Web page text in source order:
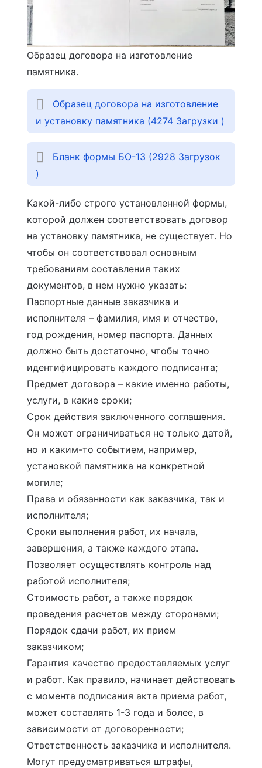
Образец договора на изготовление
памятника.
Образец договора на изготовление
и установку памятника (4274 Загрузки )
Бланк формы БО-13 (2928 Загрузок
)
Какой-либо строго установленной формы,
которой должен соответствовать договор
на установку памятника, не существует. Но
чтобы он соответствовал основным
требованиям составления таких
документов, в нем нужно указать:
Паспортные данные заказчика и
исполнителя – фамилия, имя и отчество,
год рождения, номер паспорта. Данных
должно быть достаточно, чтобы точно
идентифицировать каждого подписанта;
Предмет договора – какие именно работы,
услуги, в какие сроки;
Срок действия заключенного соглашения.
Он может ограничиваться не только датой,
но и каким-то событием, например,
установкой памятника на конкретной
могиле;
Права и обязанности как заказчика, так и
исполнителя;
Сроки выполнения работ, их начала,
завершения, а также каждого этапа.
Позволяет осуществлять контроль над
работой исполнителя;
Стоимость работ, а также порядок
проведения расчетов между сторонами;
Порядок сдачи работ, их прием
заказчиком;
Гарантия качество предоставляемых услуг
и работ. Как правило, начинает действовать
с момента подписания акта приема работ,
может составлять 1-3 года и более, в
зависимости от договоренности;
Ответственность заказчика и исполнителя.
Могут предусматриваться штрафы,